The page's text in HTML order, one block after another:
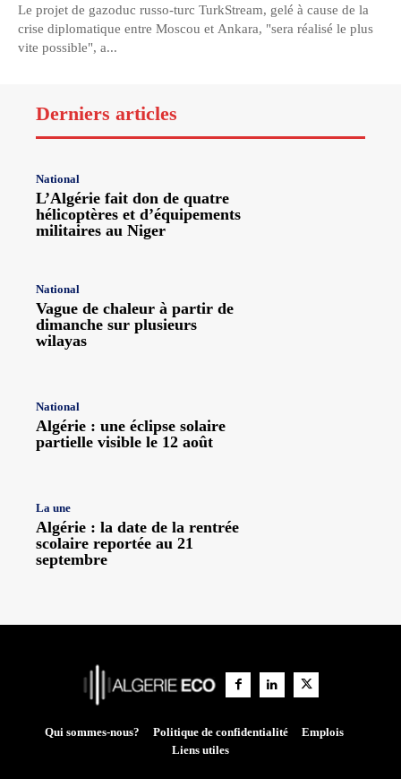
Le projet de gazoduc russo-turc TurkStream, gelé à cause de la
crise diplomatique entre Moscou et Ankara, "sera réalisé le plus
vite possible", a...
Derniers articles
National
L’Algérie fait don de quatre
hélicoptères et d’équipements
militaires au Niger
National
Vague de chaleur à partir de
dimanche sur plusieurs
wilayas
National
Algérie : une éclipse solaire
partielle visible le 12 août
La une
Algérie : la date de la rentrée
scolaire reportée au 21
septembre
Qui sommes-nous? Politique de confidentialité
Emplois
Liens utiles